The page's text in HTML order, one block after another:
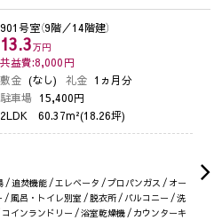
901号室（9階／14階建）
13.3万円
共益費:8,000円
敷金 (なし) 礼金 1ヵ月分
駐車場 15,400円
2LDK 60.37m²(18.26坪)
/ 追焚機能 / エレベータ / プロパンガス / オー
/ 風呂・トイレ別室 / 脱衣所 / バルコニー / 洗
インランドリー / 浴室乾燥機 / カウンターキ